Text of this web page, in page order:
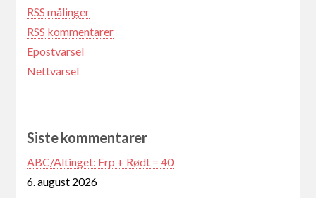
RSS målinger
RSS kommentarer
Epostvarsel
Nettvarsel
Siste kommentarer
ABC/Altinget: Frp + Rødt = 40
6. august 2026